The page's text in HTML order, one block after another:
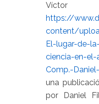
https://
content/
El-lugar-de-
ciencia-en-el-
Comp.-
una
por Daniel